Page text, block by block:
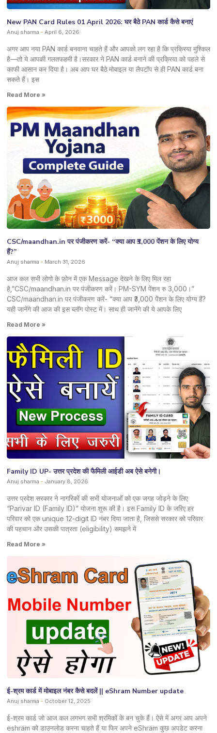
New PAN Card Rules 01 April 2026: घर बैठे PAN कार्ड कैसे बनाएं
Anuj sharma April 6, 2026
अगर आप नया PAN कार्ड बनवाना चाहते हैं और आपको लग रहा है कि प्रक्रिया मुश्किल
है—तो ये आपकी गलतफहमी है।सरकार ने PAN कार्ड बनाने की प्रक्रिया को पहले से
काफी आसान कर दिया है। अब आप घर बैठे मोबाइल या लैपटॉप से ही PAN कार्ड बना
सकते हैं। इस
Read More »
CSC/maandhan.in पर पंजीकरण करें- “क्या आप ₹3,000 पेंशन के लिए योग्य
हैं?”
Anuj sharma March 31, 2026
आज कल सभी लोगो के फ़ोन में एक Message देखने के लिए मिल रहा
है,”CSC/maandhan.in पर पंजीकरण करें। PM-SYM पेंशन रु 3,000।”
CSC/maandhan.in पर पंजीकरण करें- “क्या आप ₹3,000 पेंशन के लिए योग्य हैं?
यही जानेंगे की आज की इस ब्लॉग पोस्ट में। साथ ही जानेंगे की ये आपके लिए
Read More »
Family ID UP- उत्तर प्रदेश की फैमिली आईडी अब ऐसे बनेगी।
Anuj sharma January 8, 2026
उत्तर प्रदेश सरकार ने नागरिकों की सभी योजनाओं को एक जगह जोड़ने के लिए
“Parivar ID (Family ID)” योजना शुरू की है। इस Family ID के जरिए हर
परिवार को एक unique 12-digit ID नंबर दिया जाता है, जिससे सरकार को परिवार
की पहचान और उसकी पात्रता (eligibility) समझने में
Read More »
ई-श्रम कार्ड में मोबाइल नंबर कैसे बदलें || eShram Number update
Anuj sharma October 12, 2025
ई-श्रम कार्ड जो आज कल लगभग सभी श्रमिकों के बन चुके हैं। ऐसे में अगर आप अपने
eshram को डाउनलोड करना चाहते हैं या फिर अपने eShram कुछ अपडेट करना